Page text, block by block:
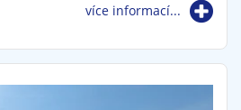
více informací...